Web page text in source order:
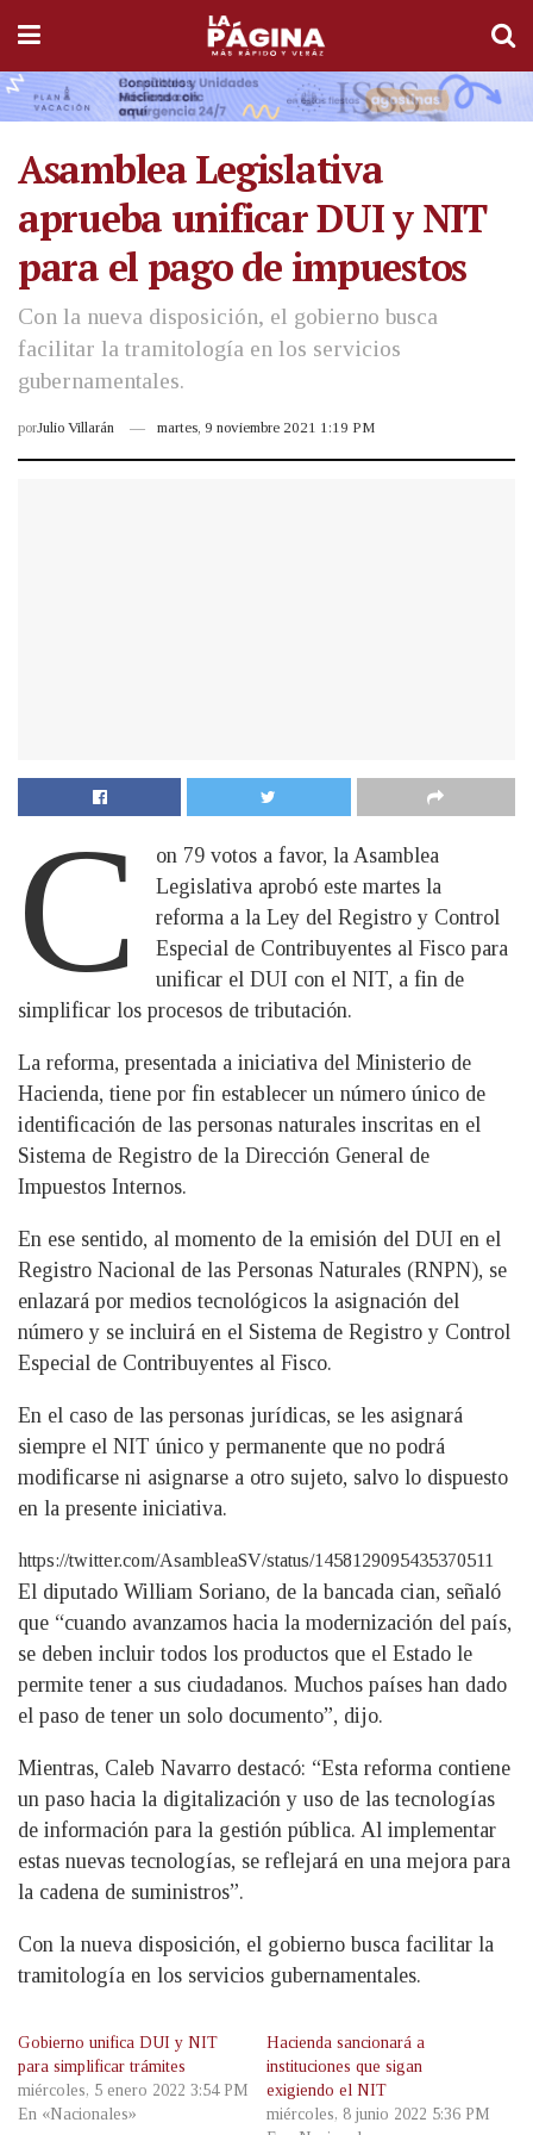
Asamblea Legislativa
aprueba unificar DUI y NIT
para el pago de impuestos
Con la nueva disposición, el gobierno busca
facilitar la tramitología en los servicios
gubernamentales.
porJulio Villarán martes, 9 noviembre 2021 1:19 PM
C
on 79 votos a favor, la Asamblea
Legislativa aprobó este martes la
reforma a la Ley del Registro y Control
Especial de Contribuyentes al Fisco para
unificar el DUI con el NIT, a fin de
simplificar los procesos de tributación.
La reforma, presentada a iniciativa del Ministerio de
Hacienda, tiene por fin establecer un número único de
identificación de las personas naturales inscritas en el
Sistema de Registro de la Dirección General de
Impuestos Internos.
En ese sentido, al momento de la emisión del DUI en el
Registro Nacional de las Personas Naturales (RNPN), se
enlazará por medios tecnológicos la asignación del
número y se incluirá en el Sistema de Registro y Control
Especial de Contribuyentes al Fisco.
En el caso de las personas jurídicas, se les asignará
siempre el NIT único y permanente que no podrá
modificarse ni asignarse a otro sujeto, salvo lo dispuesto
en la presente iniciativa.
https://twitter.com/AsambleaSV/status/1458129095435370511
El diputado William Soriano, de la bancada cian, señaló
que “cuando avanzamos hacia la modernización del país,
se deben incluir todos los productos que el Estado le
permite tener a sus ciudadanos. Muchos países han dado
el paso de tener un solo documento”, dijo.
Mientras, Caleb Navarro destacó: “Esta reforma contiene
un paso hacia la digitalización y uso de las tecnologías
de información para la gestión pública. Al implementar
estas nuevas tecnologías, se reflejará en una mejora para
la cadena de suministros”.
Con la nueva disposición, el gobierno busca facilitar la
tramitología en los servicios gubernamentales.
Gobierno unifica DUI y NIT
para simplificar trámites
miércoles, 5 enero 2022 3:54 PM
En «Nacionales»
Hacienda sancionará a
instituciones que sigan
exigiendo el NIT
miércoles, 8 junio 2022 5:36 PM